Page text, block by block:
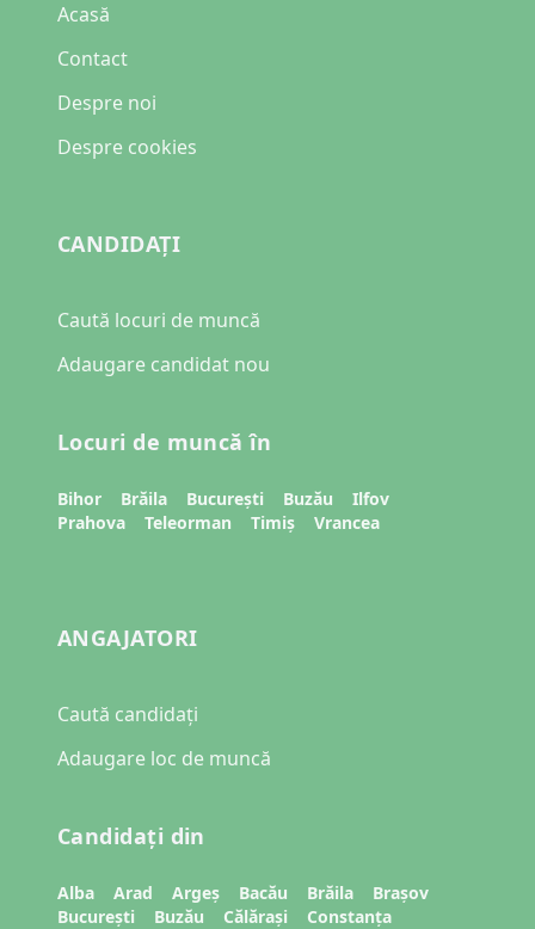
Acasă
Contact
Despre noi
Despre cookies
CANDIDAȚI
Caută locuri de muncă
Adaugare candidat nou
Locuri de muncă în
Bihor Brăila București Buzău
Ilfov
Prahova
Teleorman Timiș Vrancea
ANGAJATORI
Caută candidați
Adaugare loc de muncă
Candidați din
Alba Arad Argeș Bacău Brăila
Brașov
București
Buzău Călărași Constanța